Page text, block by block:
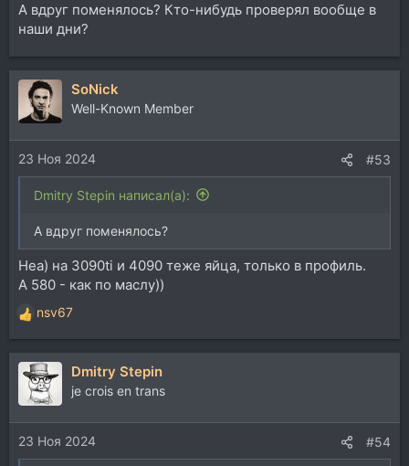
А вдруг поменялось? Кто-нибудь проверял вообще в
наши дни?
SoNick
Well-Known Member
23 Ноя 2024 #53
Dmitry Stepin написал(а):
А вдруг поменялось?
Неа) на 3090ti и 4090 теже яйца, только в профиль.
А 580 - как по маслу))
Р
е
а
к
и
и
:
nsv67
Dmitry Stepin
je crois en trans
23 Ноя 2024 #54